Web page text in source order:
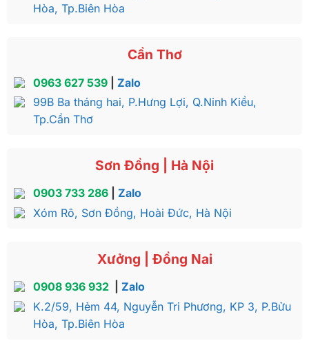
Hòa, Tp.Biên Hòa
Cần Thơ
0963 627 539| Zalo
99B Ba tháng hai, P.Hưng Lợi, Q.Ninh Kiều,
Tp.Cần Thơ
Sơn Đồng | Hà Nội
0903 733 286| Zalo
Xóm Rô, Sơn Đồng, Hoài Đức, Hà Nội
Xưởng | Đồng Nai
0908 936 932
Zalo
K.2/59, Hẻm 44, Nguyễn Tri Phương, KP 3, P.Bửu
Hòa, Tp.Biên Hòa